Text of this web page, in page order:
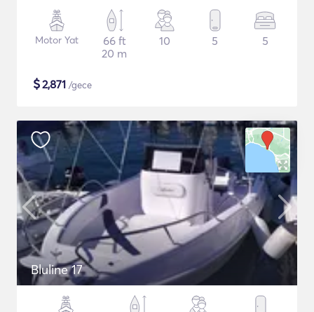
Motor Yat
66 ft
20 m
10 5 5
$2,871 /gece
Bluline 17